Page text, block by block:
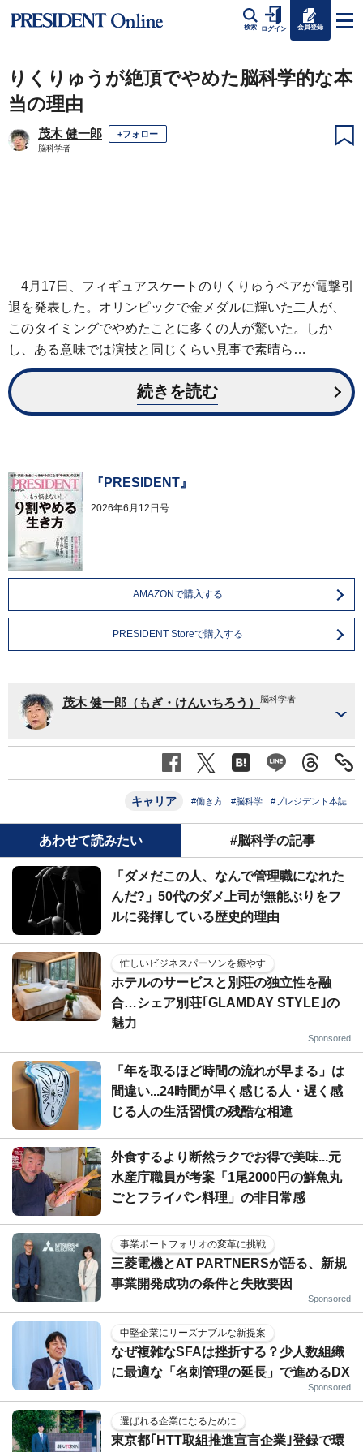
検索 ログイン 会員登録
りくりゅうが絶頂でやめた脳科学的な本
当の理由
茂木 健一郎 +フォロー
脳科学者
4月17日、フィギュアスケートのりくりゅうペアが電撃引
退を発表した。オリンピックで金メダルに輝いた二人が、
このタイミングでやめたことに多くの人が驚いた。しか
し、ある意味では演技と同じくらい見事で素晴ら…
続きを読む
『PRESIDENT』
2026年6月12日号
AMAZONで購入する
PRESIDENT Storeで購入する
茂木 健一郎（もぎ・けんいちろう） 脳科学者
キャリア #働き方 #脳科学 #プレジデント本誌
あわせて読みたい #脳科学の記事
「ダメだこの人、なんで管理職になれた
んだ?」50代のダメ上司が無能ぶりをフ
ルに発揮している歴史的理由
忙しいビジネスパーソンを癒やす
ホテルのサービスと別荘の独立性を融
合…シェア別荘｢GLAMDAY STYLE｣の
魅力
Sponsored
「年を取るほど時間の流れが早まる」は
間違い...24時間が早く感じる人・遅く感
じる人の生活習慣の残酷な相違
外食するより断然ラクでお得で美味...元
水産庁職員が考案「1尾2000円の鮮魚丸
ごとフライパン料理」の非日常感
事業ポートフォリオの変革に挑戦
三菱電機とAT PARTNERSが語る、新規
事業開発成功の条件と失敗要因
Sponsored
中堅企業にリーズナブルな新提案
なぜ複雑なSFAは挫折する？少人数組織
に最適な「名刺管理の延長」で進めるDX
Sponsored
選ばれる企業になるために
東京都｢HTT取組推進宣言企業｣登録で環